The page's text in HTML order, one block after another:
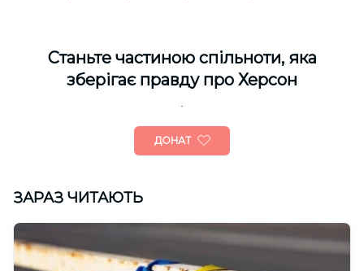
Cтаньте частиною спільноти, яка
зберігає правду про Херсон
ДОНАТ
ЗАРАЗ ЧИТАЮТЬ